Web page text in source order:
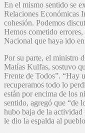
En el mismo sentido se
Relaciones Económicas
cohesión. Podemos
Hemos cometido
Nacional que haya ido
Por su parte, el ministro
Matías Kulfas, sostuvo
Frente de Todos”. “Hay
recuperamos todo lo
están por encima de los
sentido, agregó que “de
hubo baja de la
le dio la espalda al